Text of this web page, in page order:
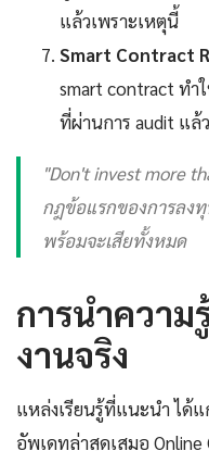
แล้วเพราะเหตุนี้
Smart Contract
smart contract ทำ
ที่ผ่านการ audit แล้ว
"Don't invest more
กฎข้อแรกของการลง
พร้อมจะเสียทั้งหมด
การนำความ
งานจริง
แหล่งเรียนรู้ที่แนะนำ ได้
อัพเดทล่าสุดเสมอ Online